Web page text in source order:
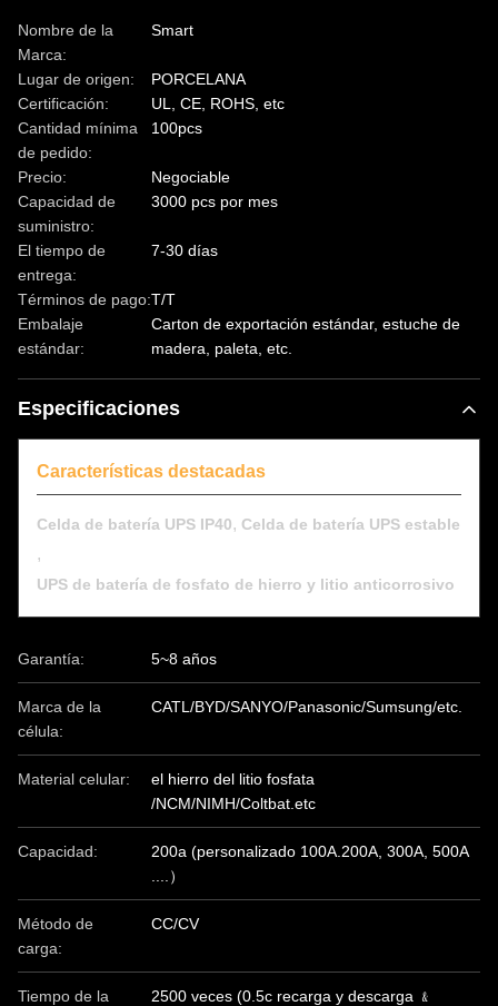
Nombre de la
Marca:
Smart
Lugar de origen:
PORCELANA
Certificación:
UL, CE, ROHS, etc
Cantidad mínima
de pedido:
100pcs
Precio:
Negociable
Capacidad de
suministro:
3000 pcs por mes
El tiempo de
entrega:
7-30 días
Términos de pago:T/T
Embalaje
estándar:
Carton de exportación estándar, estuche de
madera, paleta, etc.
Especificaciones
Características destacadas
Celda de batería UPS IP40, Celda de batería UPS estable
,
UPS de batería de fosfato de hierro y litio anticorrosivo
Garantía: 5~8 años
Marca de la
célula:
CATL/BYD/SANYO/Panasonic/Sumsung/etc.
Material celular:
el hierro del litio fosfata
/NCM/NIMH/Coltbat.etc
Capacidad:
200a (personalizado 100A.200A, 300A, 500A
....）
Método de
carga:
CC/CV
Tiempo de la
2500 veces (0.5c recarga y descarga ﹠